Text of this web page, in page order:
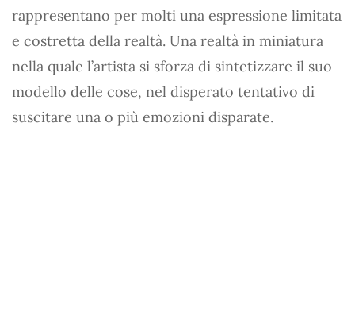
rappresentano per molti una espressione limitata
e costretta della realtà. Una realtà in miniatura
nella quale l’artista si sforza di sintetizzare il suo
modello delle cose, nel disperato tentativo di
suscitare una o più emozioni disparate.